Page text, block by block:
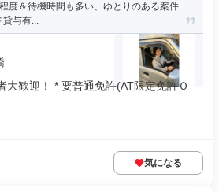
度＆待機時間も多い、ゆとりのある案件
貸与有...
大歓迎！ * 要普通免許(AT限定免許Ｏ
気になる